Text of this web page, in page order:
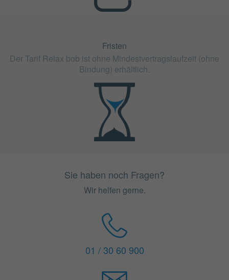
Fristen
Der Tarif Relax bob ist ohne Mindestvertragslaufzeit (ohne
Bindung) erhältlich.
Sie haben noch Fragen?
Wir helfen gerne.
01 / 30 60 900